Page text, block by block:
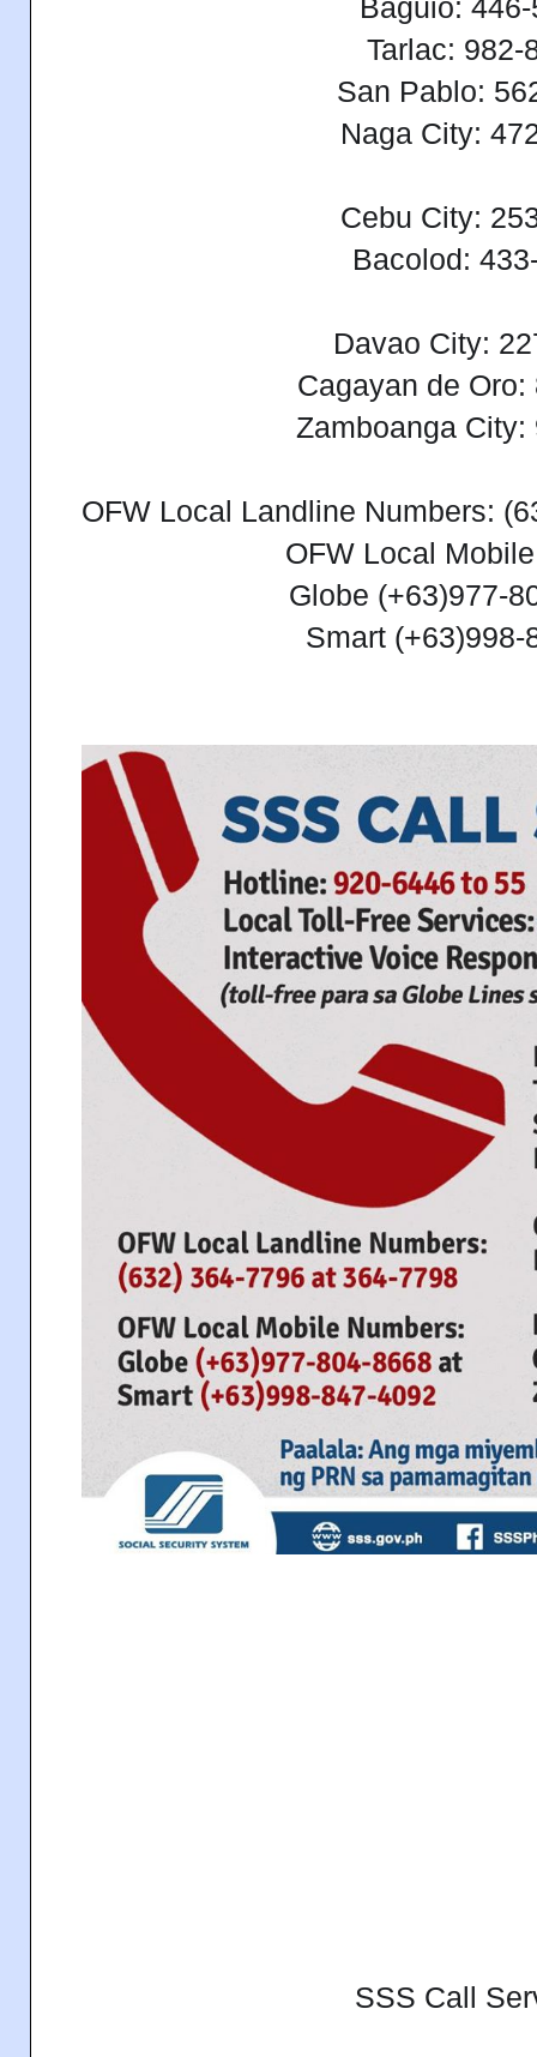
Tarlac: 982-
San Pablo:
Naga City:
Cebu City:
Bacolod:
Davao City:
Cagayan de Oro:
Zamboanga City:
OFW Local Landline Numbers:
OFW Local
Globe (+63)977-
Smart (+63)998-
SSS Call